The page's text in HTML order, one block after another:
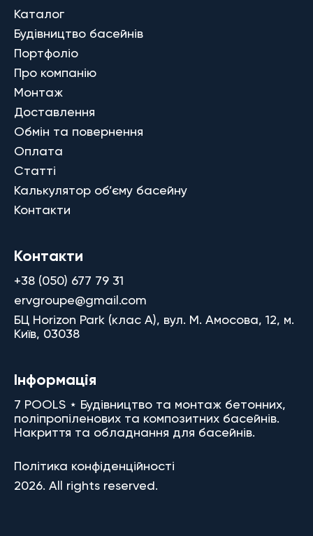
Каталог
Будівництво басейнів
Портфоліо
Про компанію
Монтаж
Доставлення
Обмін та повернення
Оплата
Статті
Калькулятор об’єму басейну
Контакти
Контакти
+38 (050) 677 79 31
ervgroupe@gmail.com
БЦ Horizon Park (клас A), вул. М. Амосова, 12, м.
Київ, 03038
Інформація
7 POOLS ⋆ Будівництво та монтаж бетонних,
поліпропіленових та композитних басейнів.
Накриття та обладнання для басейнів.
Політика конфіденційності
2026. All rights reserved.